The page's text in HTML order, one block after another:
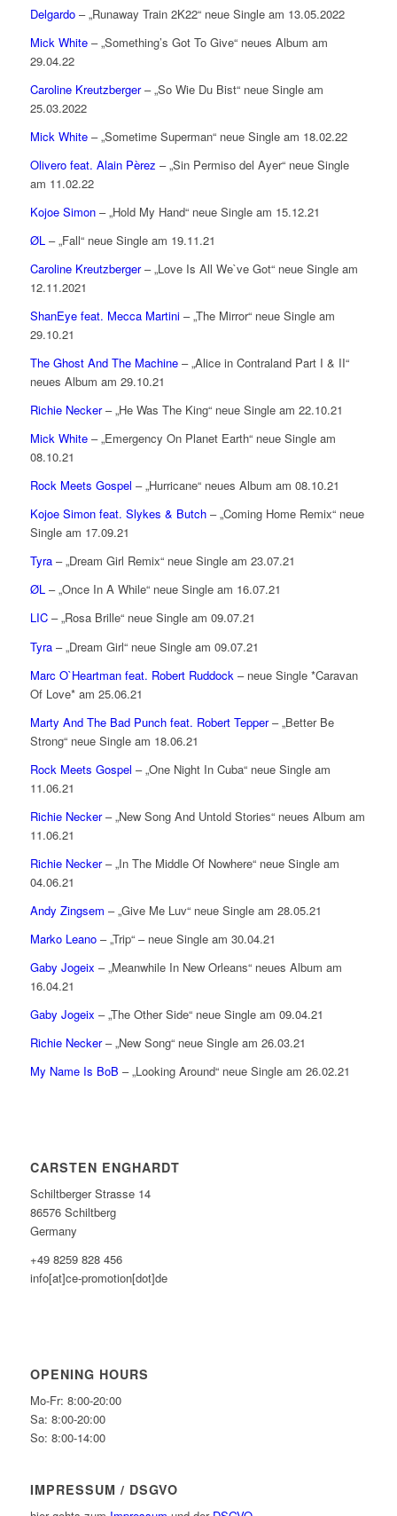
Delgardo– „Runaway Train 2K22“ neue Single am 13.05.2022
Mick White– „Something’s Got To Give“ neues Album am
29.04.22
Caroline Kreutzberger– „So Wie Du Bist“ neue Single am
25.03.2022
Mick White– „Sometime Superman“ neue Single am 18.02.22
Olivero feat. Alain Pèrez – „Sin Permiso del Ayer“ neue Single
am 11.02.22
Kojoe Simon– „Hold My Hand“ neue Single am 15.12.21
ØL– „Fall“ neue Single am 19.11.21
Caroline Kreutzberger– „Love Is All We`ve Got“ neue Single am
12.11.2021
ShanEye feat. Mecca Martini– „The Mirror“ neue Single am
29.10.21
The Ghost And The Machine– „Alice in Contraland Part I & II“
neues Album am 29.10.21
Richie Necker– „He Was The King“ neue Single am 22.10.21
Mick White– „Emergency On Planet Earth“ neue Single am
08.10.21
Rock Meets Gospel – „Hurricane“ neues Album am 08.10.21
Kojoe Simon feat. Slykes & Butch– „Coming Home Remix“ neue
Single am 17.09.21
Tyra– „Dream Girl Remix“ neue Single am 23.07.21
ØL– „Once In A While“ neue Single am 16.07.21
LIC– „Rosa Brille“ neue Single am 09.07.21
Tyra– „Dream Girl“ neue Single am 09.07.21
Marc O`Heartman feat. Robert Ruddock – neue Single *Caravan
Of Love* am 25.06.21
Marty And The Bad Punch feat. Robert Tepper– „Better Be
Strong“ neue Single am 18.06.21
Rock Meets Gospel – „One Night In Cuba“ neue Single am
11.06.21
Richie Necker– „New Song And Untold Stories“ neues Album am
11.06.21
Richie Necker– „In The Middle Of Nowhere“ neue Single am
04.06.21
Andy Zingsem – „Give Me Luv“ neue Single am 28.05.21
Marko Leano– „Trip“ – neue Single am 30.04.21
Gaby Jogeix – „Meanwhile In New Orleans“ neues Album am
16.04.21
Gaby Jogeix – „The Other Side“ neue Single am 09.04.21
Richie Necker– „New Song“ neue Single am 26.03.21
My Name Is BoB – „Looking Around“ neue Single am 26.02.21
CARSTEN ENGHARDT
Schiltberger Strasse 14
86576 Schiltberg
Germany
+49 8259 828 456
info[at]ce-promotion[dot]de
OPENING HOURS
Mo-Fr: 8:00-20:00
Sa: 8:00-20:00
So: 8:00-14:00
IMPRESSUM / DSGVO